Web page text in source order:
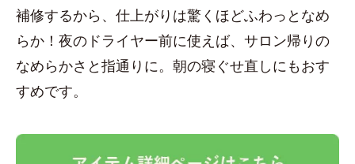
補修するから、仕上がりは驚くほどふわっとなめ
らか！夜のドライヤー前に使えば、サロン帰りの
なめらかさと指通りに。朝の寝ぐせ直しにもおす
すめです。